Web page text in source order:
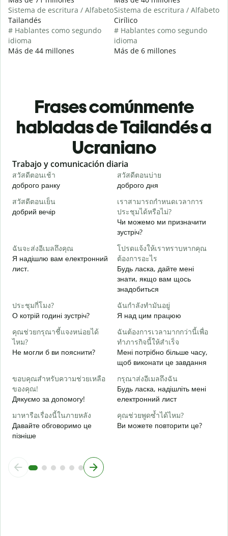
Sistema de escritura / Alfabeto
Tailandés
# Hablantes como segundo
idioma
Más de 44 millones
Sistema de escritura / Alfabeto
Cirílico
# Hablantes como segundo
idioma
Más de 6 millones
Frases comúnmente
habladas de Tailandés a
Ucraniano
Slide 1 of 6
Trabajo y comunicación diaria
สวัสดีตอนเช้า
доброго ранку
สวัสดีตอนบ่าย
доброго дня
สวัสดีตอนเย็น
добрий вечір
เราสามารถกำหนดเวลาการ
ประชุมได้หรือไม่?
Чи можемо ми призначити
зустріч?
ฉันจะส่งอีเมลถึงคุณ
Я надішлю вам електронний
лист.
โปรดแจ้งให้เราทราบหากคุณ
ต้องการอะไร
Будь ласка, дайте мені
знати, якщо вам щось
знадобиться
ประชุมกี่โมง?
О котрій годині зустріч?
ฉันกำลังทำมันอยู่
Я над цим працюю
คุณช่วยกรุณาชี้แจงหน่อยได้
ไหม?
Не могли б ви пояснити?
ฉันต้องการเวลามากกว่านี้เพื่อ
ทำภารกิจนี้ให้สำเร็จ
Мені потрібно більше часу,
щоб виконати це завдання
ขอบคุณสำหรับความช่วยเหลือ
ของคุณ!
Дякуємо за допомогу!
กรุณาส่งอีเมลถึงฉัน
Будь ласка, надішліть мені
електронний лист
มาหารือเรื่องนี้ในภายหลัง
Давайте обговоримо це
пізніше
คุณช่วยพูดซ้ำได้ไหม?
Ви можете повторити це?